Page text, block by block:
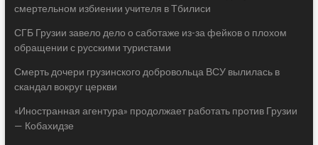
смертельном избиении учителя в Тбилиси
СГБ Грузии завело дело о саботаже из-за фейков о плохом
обращении с русскими туристами
Смерть дочери грузинского добровольца ВСУ вылилась в
скандал вокруг церкви
«Иностранная агентура» продолжает работать против Грузии
— Кобахидзе